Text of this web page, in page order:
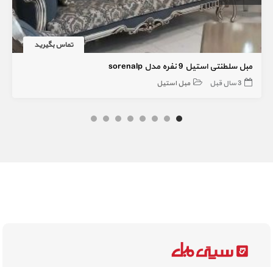
تماس بگیرید
مبل سلطنتی استیل 9 نفره مدل sorenalp
3 سال قبل مبل استیل